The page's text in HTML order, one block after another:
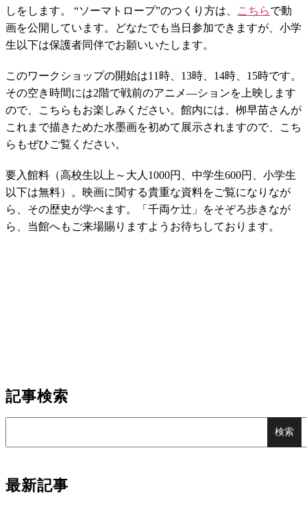
しをします。 “ソーマトロープ”のつくり方は、
こちらで動
画を公開しています。どなたでも当日参加できますが、小学
生以下は保護者同伴でお願いいたします。
このワークショップの開始は11時、13時、14時、15時です。
その空き時間には2階で戦前のアニメ―ションを上映します
ので、こちらもお楽しみください。館内には、栁早苗さんが
これまで描きためた水墨画を初めて展示されますので、こち
らもぜひご覧ください。
要入館料（高校生以上～大人1000円、中学生600円、小学生
以下は無料）。映画に関する貴重な資料をご覧になりなが
ら、その歴史が学べます。「千両ケ辻」をそぞろ歩きなが
ら、当館へもご来場賜りますようお待ちしております。
記事検索
最新記事